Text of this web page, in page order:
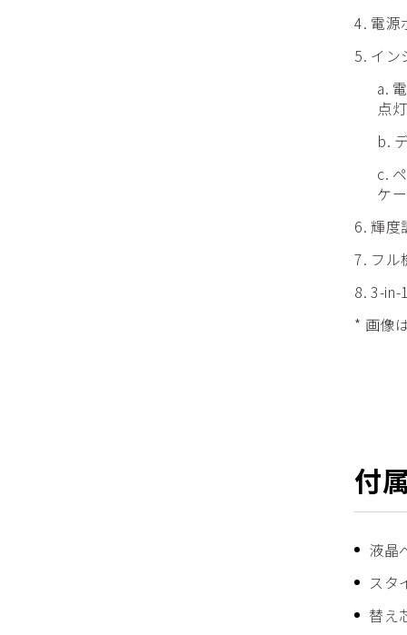
4. 電源
5. イン
a.
点
b.
c.
ケ
6. 輝度
7. フル
8. 3-in-
* 画像
付
液晶
スタ
替え